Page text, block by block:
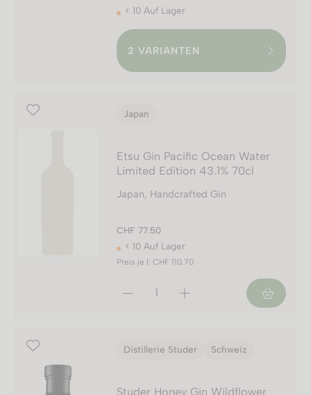
< 10 Auf Lager
2 VARIANTEN
Japan
Etsu Gin Pacific Ocean Water
Limited Edition 43.1% 70cl
Japan, Handcrafted Gin
CHF 77.50
< 10 Auf Lager
Preis je l: CHF 110.70
Distillerie Studer Schweiz
Studer Honey Gin Wildflower